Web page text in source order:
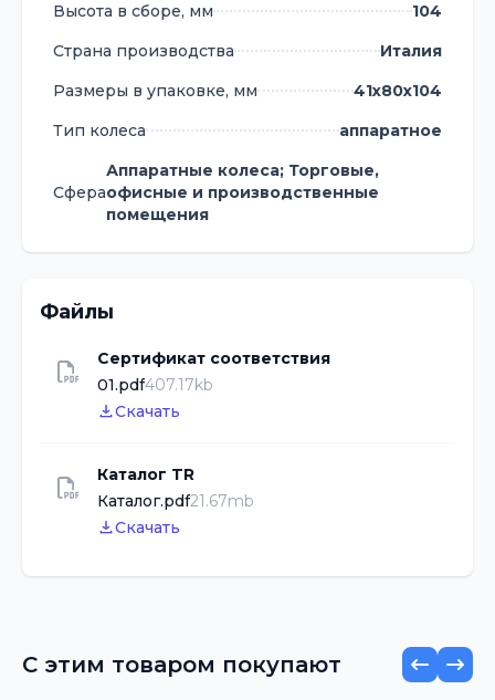
Высота в сборе, мм
104
Страна производства
Италия
Размеры в упаковке, мм
41х80х104
Тип колеса
аппаратное
Сфера
Аппаратные колеса; Торговые,
офисные и производственные
помещения
Файлы
Сертификат соответствия
01.pdf407.17kb
Скачать
Каталог TR
Каталог.pdf21.67mb
Скачать
С этим товаром покупают